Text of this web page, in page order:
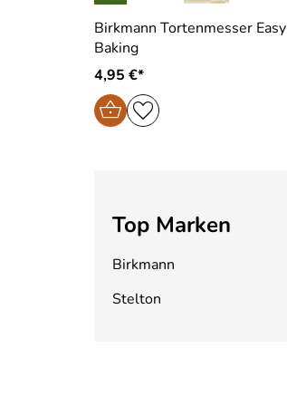
Birkmann Tortenmesser Easy
Baking
4,95 €*
Top Marken
Birkmann
Stelton